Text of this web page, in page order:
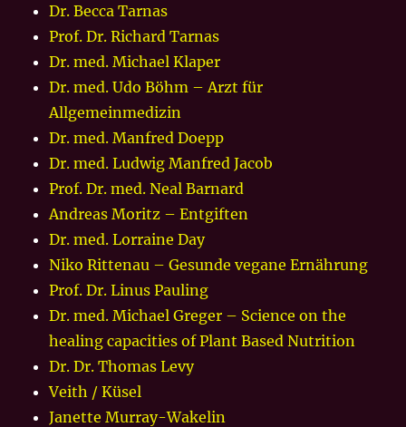
Dr. Becca Tarnas
Prof. Dr. Richard Tarnas
Dr. med. Michael Klaper
Dr. med. Udo Böhm – Arzt für
Allgemeinmedizin
Dr. med. Manfred Doepp
Dr. med. Ludwig Manfred Jacob
Prof. Dr. med. Neal Barnard
Andreas Moritz – Entgiften
Dr. med. Lorraine Day
Niko Rittenau – Gesunde vegane Ernährung
Prof. Dr. Linus Pauling
Dr. med. Michael Greger – Science on the
healing capacities of Plant Based Nutrition
Dr. Dr. Thomas Levy
Veith / Küsel
Janette Murray-Wakelin